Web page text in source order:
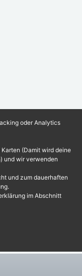
oder Analytics
(Damit wird deine
und wir verwenden
und zum dauerhaften
im Abschnitt